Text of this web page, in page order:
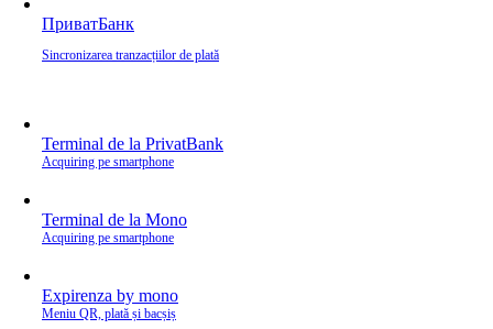
ПриватБанк
Sincronizarea tranzacțiilor de plată
Terminal de la PrivatBank
Acquiring pe smartphone
Terminal de la Mono
Acquiring pe smartphone
Expirenza by mono
Meniu QR, plată și bacșiș